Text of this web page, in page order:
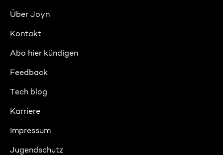
Über Joyn
Kontakt
Abo hier kündigen
Feedback
Tech blog
Karriere
Impressum
Jugendschutz